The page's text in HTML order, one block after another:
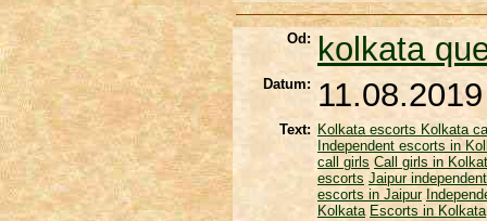
Od: kolkata
Datum: 11.08.2019
Text: Kolkata escorts Kolkata
Independent escorts in
call girls Call girls in
escorts Jaipur
escorts in Jaipur
Kolkata Escorts in Kolkata